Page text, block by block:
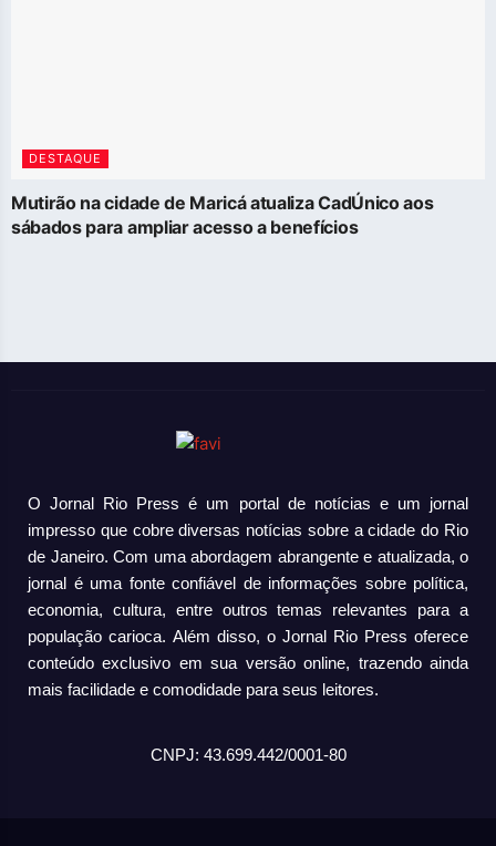
DESTAQUE
Mutirão na cidade de Maricá atualiza CadÚnico aos
sábados para ampliar acesso a benefícios
O Jornal Rio Press é um portal de notícias e um jornal
impresso que cobre diversas notícias sobre a cidade do Rio
de Janeiro. Com uma abordagem abrangente e atualizada, o
jornal é uma fonte confiável de informações sobre política,
economia, cultura, entre outros temas relevantes para a
população carioca. Além disso, o Jornal Rio Press oferece
conteúdo exclusivo em sua versão online, trazendo ainda
mais facilidade e comodidade para seus leitores.
CNPJ: 43.699.442/0001-80